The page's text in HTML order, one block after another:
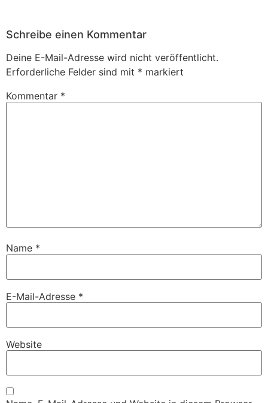
Schreibe einen Kommentar
Deine E-Mail-Adresse wird nicht veröffentlicht.
Erforderliche Felder sind mit * markiert
Kommentar *
Name *
E-Mail-Adresse *
Website